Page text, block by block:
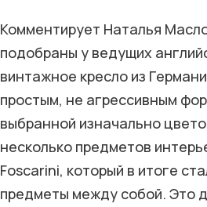
Комментирует Наталья
подобраны у ведущих
винтажное кресло из
простым, не агрессивным
выбранной изначально
несколько предметов
Foscarini, который в итоге
предметы между собой. Это